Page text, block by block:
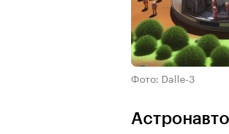
Фото: Dalle-3